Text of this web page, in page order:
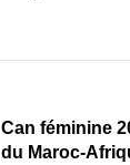
‎Can féminine
du Maroc-